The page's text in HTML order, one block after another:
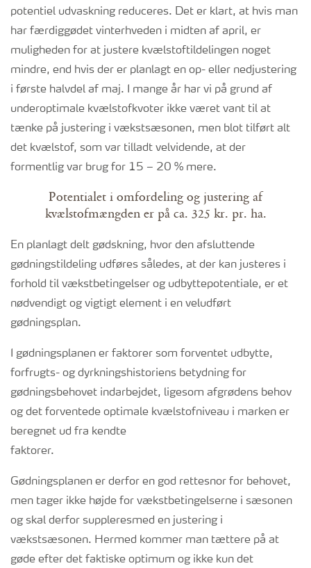
potentiel udvaskning reduceres. Det er klart, at hvis man
har færdiggødet vinterhveden i midten af april, er
muligheden for at justere kvælstoftildelingen noget
mindre, end hvis der er planlagt en op- eller nedjustering
i første halvdel af maj. I mange år har vi på grund af
underoptimale kvælstofkvoter ikke været vant til at
tænke på justering i vækstsæsonen, men blot tilført alt
det kvælstof, som var tilladt velvidende, at der
formentlig var brug for 15 – 20 % mere.
Potentialet i omfordeling og justering af
kvælstofmængden er på ca. 325 kr. pr. ha.
En planlagt delt gødskning, hvor den afsluttende
gødningstildeling udføres således, at der kan justeres i
forhold til vækstbetingelser og udbyttepotentiale, er et
nødvendigt og vigtigt element i en veludført
gødningsplan.
I gødningsplanen er faktorer som forventet udbytte,
forfrugts- og dyrkningshistoriens betydning for
gødningsbehovet indarbejdet, ligesom afgrødens behov
og det forventede optimale kvælstofniveau i marken er
beregnet ud fra kendte
faktorer.
Gødningsplanen er derfor en god rettesnor for behovet,
men tager ikke højde for vækstbetingelserne i sæsonen
og skal derfor suppleresmed en justering i
vækstsæsonen. Hermed kommer man tættere på at
gøde efter det faktiske optimum og ikke kun det